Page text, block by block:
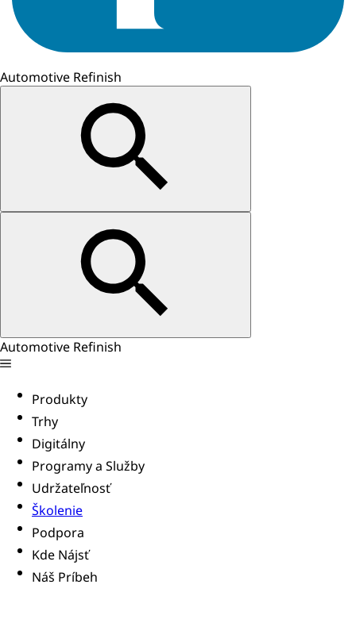
Automotive Refinish
Automotive Refinish
Produkty
Trhy
Digitálny
Programy a Služby
Udržateľnosť
Školenie
Podpora
Kde Nájsť
Náš Príbeh